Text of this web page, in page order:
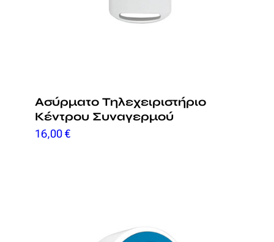
Ασύρματο Τηλεχειριστήριο
Κέντρου Συναγερμού
16,00€